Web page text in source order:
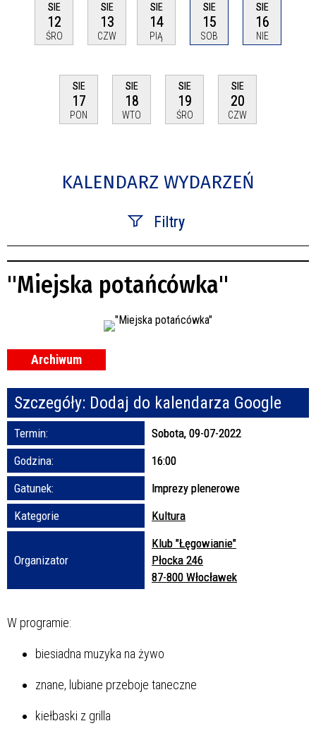
SIE
12
ŚRO
SIE
13
CZW
SIE
14
PIĄ
SIE
15
SOB
SIE
16
NIE
SIE
17
PON
SIE
18
WTO
SIE
19
ŚRO
SIE
20
CZW
KALENDARZ WYDARZEŃ
Filtry
Kategoria
Organizator
Promowane
"Miejska potańcówka"
Archiwum
Szczegóły: Dodaj do kalendarza Google
Termin:
Sobota, 09-07-2022
Godzina:
16:00
Gatunek:
Imprezy plenerowe
Kategorie
Kultura
Organizator
Klub "Łęgowianie"
Płocka 246
87-800 Włocławek
W programie:
biesiadna muzyka na żywo
znane, lubiane przeboje taneczne
kiełbaski z grilla